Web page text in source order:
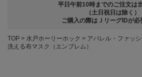
平日午前10時までのご注文は
（土日祝日は除く）
ご購入の際はＪリーグIDが必
TOP 水戸ホーリーホック アパレル・ファッ
洗える布マスク（エンブレム）